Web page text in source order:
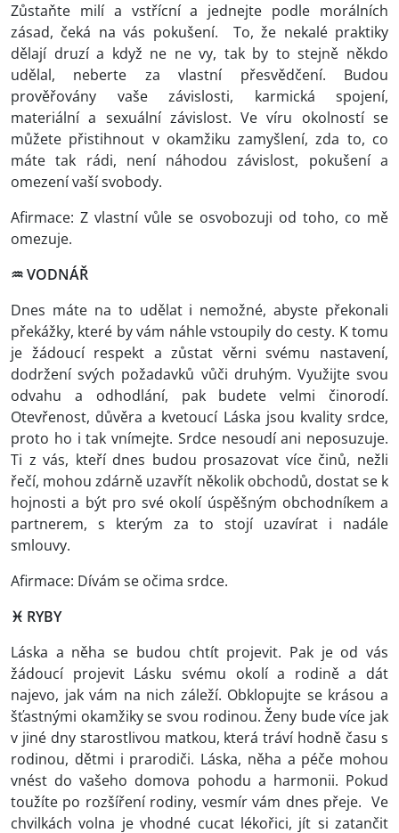
Zůstaňte milí a vstřícní a jednejte podle morálních
zásad, čeká na vás pokušení. To, že nekalé praktiky
dělají druzí a když ne ne vy, tak by to stejně někdo
udělal, neberte za vlastní přesvědčení. Budou
prověřovány vaše závislosti, karmická spojení,
materiální a sexuální závislost. Ve víru okolností se
můžete přistihnout v okamžiku zamyšlení, zda to, co
máte tak rádi, není náhodou závislost, pokušení a
omezení vaší svobody.
Afirmace: Z vlastní vůle se osvobozuji od toho, co mě
omezuje.
♒ VODNÁŘ
Dnes máte na to udělat i nemožné, abyste překonali
překážky, které by vám náhle vstoupily do cesty. K tomu
je žádoucí respekt a zůstat věrni svému nastavení,
dodržení svých požadavků vůči druhým. Využijte svou
odvahu a odhodlání, pak budete velmi činorodí.
Otevřenost, důvěra a kvetoucí Láska jsou kvality srdce,
proto ho i tak vnímejte. Srdce nesoudí ani neposuzuje.
Ti z vás, kteří dnes budou prosazovat více činů, nežli
řečí, mohou zdárně uzavřít několik obchodů, dostat se k
hojnosti a být pro své okolí úspěšným obchodníkem a
partnerem, s kterým za to stojí uzavírat i nadále
smlouvy.
Afirmace: Dívám se očima srdce.
♓ RYBY
Láska a něha se budou chtít projevit. Pak je od vás
žádoucí projevit Lásku svému okolí a rodině a dát
najevo, jak vám na nich záleží. Obklopujte se krásou a
šťastnými okamžiky se svou rodinou. Ženy bude více jak
v jiné dny starostlivou matkou, která tráví hodně času s
rodinou, dětmi i prarodiči. Láska, něha a péče mohou
vnést do vašeho domova pohodu a harmonii. Pokud
toužíte po rozšíření rodiny, vesmír vám dnes přeje. Ve
chvilkách volna je vhodné cucat lékořici, jít si zatančit